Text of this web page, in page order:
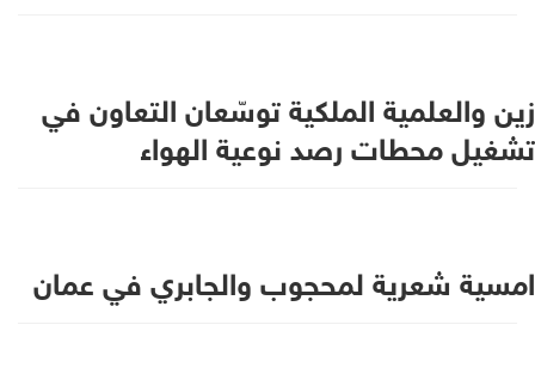
زين والعلمية الملكية توسّعان التعاون في
تشغيل محطات رصد نوعية الهواء
امسية شعرية لمحجوب والجابري في عمان